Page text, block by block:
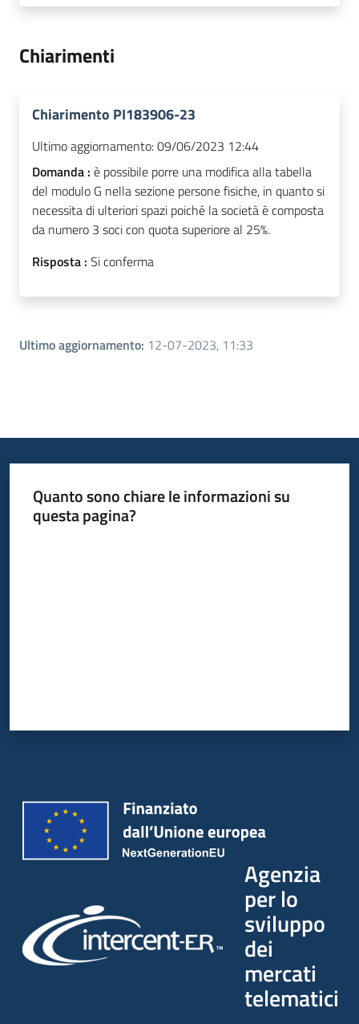
Chiarimenti
Chiarimento PI183906-23
Ultimo aggiornamento:09/06/2023 12:44
Domanda : è possibile porre una modifica alla tabella
del modulo G nella sezione persone fisiche, in quanto si
necessita di ulteriori spazi poiché la società è composta
da numero 3 soci con quota superiore al 25%.
Risposta : Si conferma
Ultimo aggiornamento: 12-07-2023, 11:33
Quanto sono chiare le informazioni su
questa pagina?
Agenzia
per lo
sviluppo
dei
mercati
telematici